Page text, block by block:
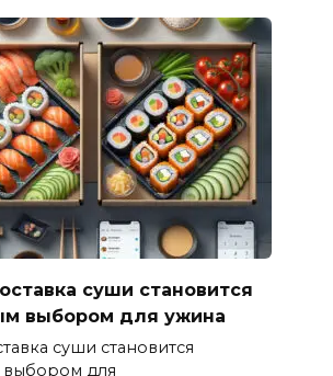
суши становится
выбором для ужина
суши становится
для